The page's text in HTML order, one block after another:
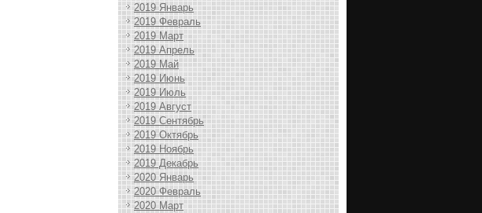
2019 Январь
2019 Февраль
2019 Март
2019 Апрель
2019 Май
2019 Июнь
2019 Июль
2019 Август
2019 Сентябрь
2019 Октябрь
2019 Ноябрь
2019 Декабрь
2020 Январь
2020 Февраль
2020 Март